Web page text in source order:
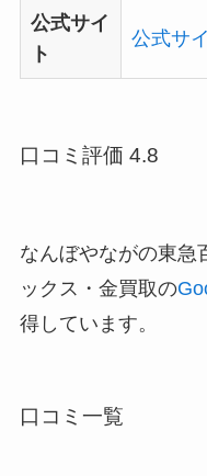
公式サイ
ト
公式サ
口コミ評価 4.8
なんぼやながの東急
ックス・金買取の
得しています。
口コミ一覧